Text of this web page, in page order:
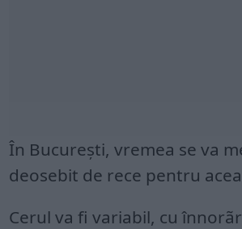
În București, vremea se va
deosebit de rece pentru
Cerul va fi variabil, cu